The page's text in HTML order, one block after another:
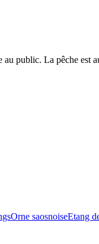
au public. La pêche
Orne saosnoiseEtang